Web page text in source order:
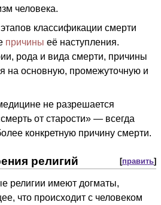
человека.
классификации смерти
причины её наступления.
рода и вида смерти, причины
на основную, промежуточную и
не разрешается
от старости» — всегда
конкретную причину смерти.
[править]
религий
религии имеют догматы,
что происходит с человеком